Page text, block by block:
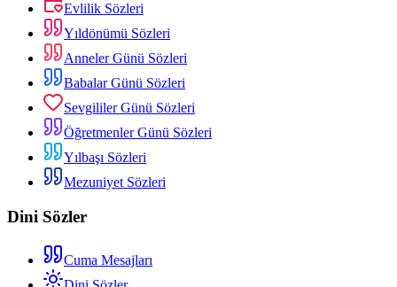
Evlilik Sözleri
Yıldönümü Sözleri
Anneler Günü Sözleri
Babalar Günü Sözleri
Sevgililer Günü Sözleri
Öğretmenler Günü Sözleri
Yılbaşı Sözleri
Mezuniyet Sözleri
Dini Sözler
Cuma Mesajları